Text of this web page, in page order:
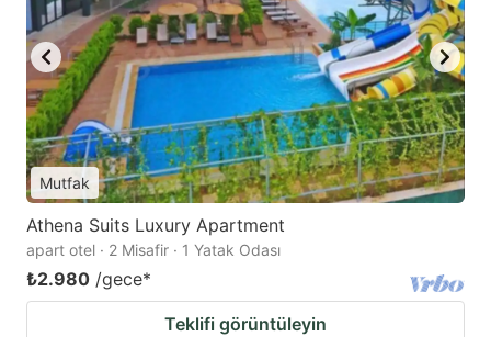
Mutfak
Athena Suits Luxury Apartment
apart otel · 2 Misafir · 1 Yatak Odası
₺2.980 /gece*
Teklifi görüntüleyin